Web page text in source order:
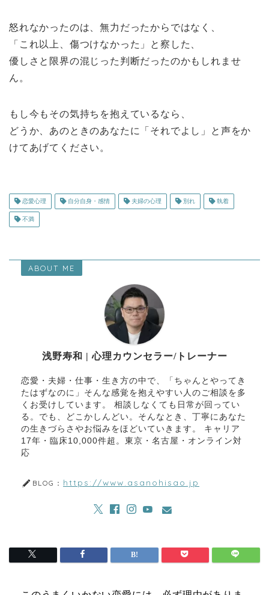
怒れなかったのは、無力だったからではなく、
「これ以上、傷つけなかった」と察した、
優しさと限界の混じった判断だったのかもしれませ
ん。
もし今もその気持ちを抱えているなら、
どうか、あのときのあなたに「それでよし」と声をか
けてあげてください。
恋愛心理 自分自身・感情 夫婦の心理 別れ 執着
不満
ABOUT ME
浅野寿和 | 心理カウンセラー/トレーナー
恋愛・夫婦・仕事・生き方の中で、「ちゃんとやってき
たはずなのに」そんな感覚を抱えやすい人のご相談を多
くお受けしています。 相談しなくても日常が回ってい
る。でも、どこかしんどい。そんなとき、丁寧にあなた
の生きづらさやお悩みをほどいていきます。 キャリア
17年・臨床10,000件超。東京・名古屋・オンライン対
応
BLOG： https://www.asanohisao.jp